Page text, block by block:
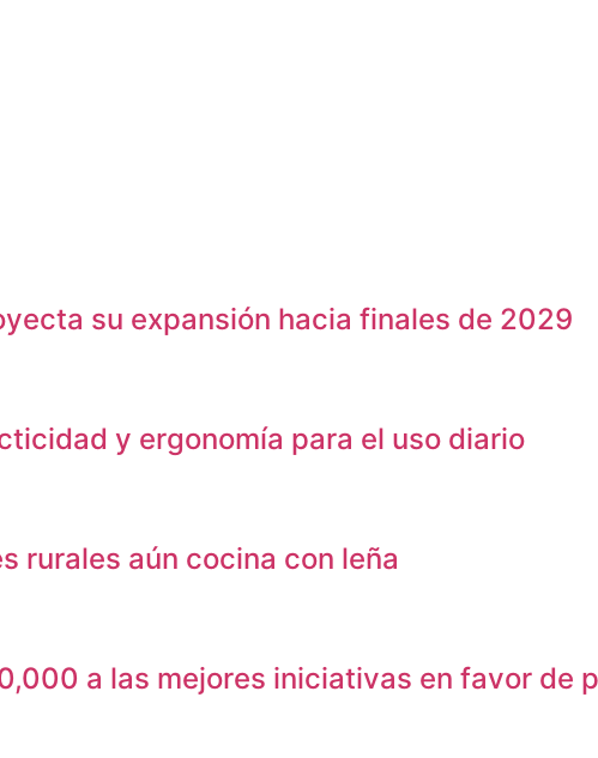
su expansión hacia finales de 2029
y ergonomía para el uso diario
rurales aún cocina con leña
a las mejores iniciativas en favor de